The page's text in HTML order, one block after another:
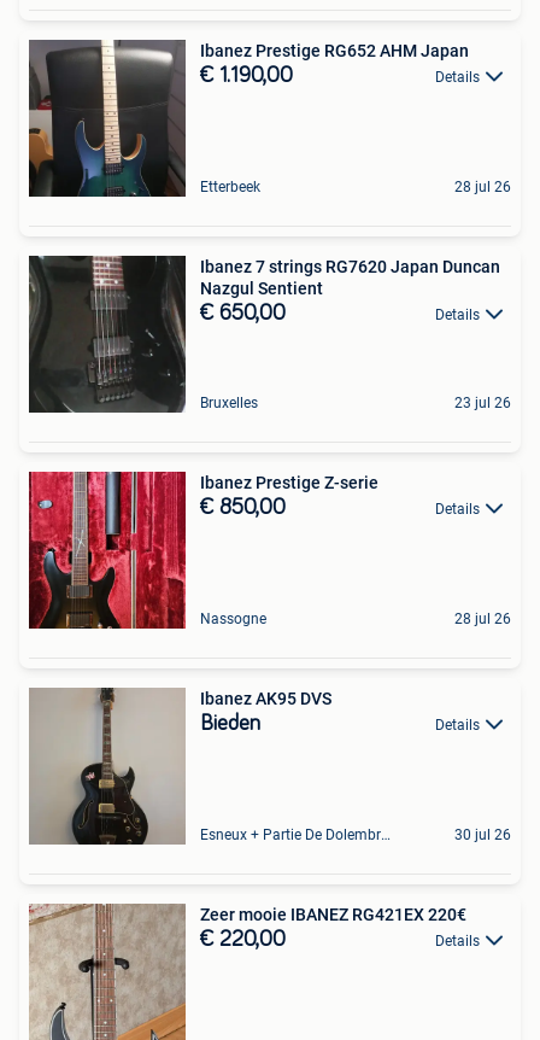
Ibanez Prestige RG652 AHM Japan
€ 1.190,00 Details
Etterbeek 28 jul 26
Ibanez 7 strings RG7620 Japan Duncan
Nazgul Sentient
€ 650,00 Details
Bruxelles 23 jul 26
Ibanez Prestige Z-serie
€ 850,00 Details
Nassogne 28 jul 26
Ibanez AK95 DVS
Bieden Details
Esneux + Partie De Dolembreux 30 jul 26
Zeer mooie IBANEZ RG421EX 220€
€ 220,00 Details